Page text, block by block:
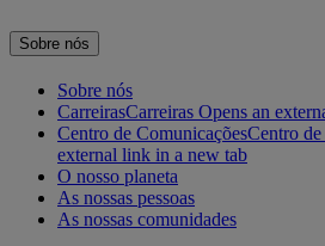
Sobre nós
Sobre nós
CarreirasCarreiras Opens an
Centro de ComunicaçõesCentro
external link in a new tab
O nosso planeta
As nossas pessoas
As nossas comunidades